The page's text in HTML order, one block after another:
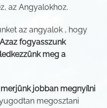
az Angyalokhoz.
az angyalok , hogy
fogyasszunk
meg a
merjünk jobban megnyílni
megosztani